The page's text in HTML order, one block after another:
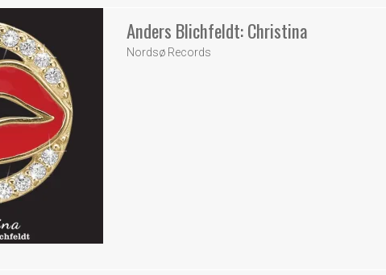
Anders Blichfeldt: Christina
Nordsø Records